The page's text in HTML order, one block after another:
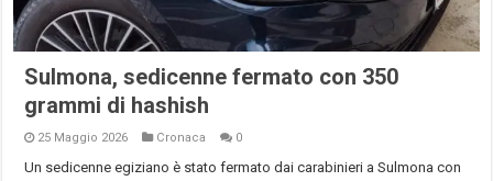
Sulmona, sedicenne fermato con 350
grammi di hashish
25 Maggio 2026 Cronaca 0
Un sedicenne egiziano è stato fermato dai carabinieri a Sulmona con